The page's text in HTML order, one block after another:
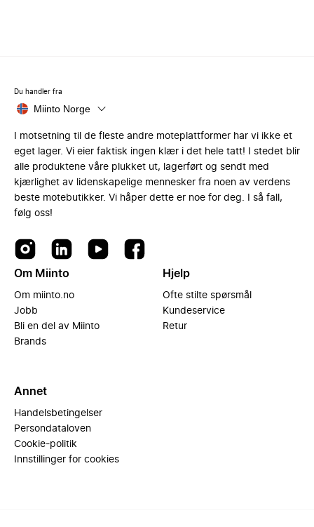
Du handler fra
Miinto Norge
I motsetning til de fleste andre moteplattformer har vi ikke et
eget lager. Vi eier faktisk ingen klær i det hele tatt! I stedet blir
alle produktene våre plukket ut, lagerført og sendt med
kjærlighet av lidenskapelige mennesker fra noen av verdens
beste motebutikker. Vi håper dette er noe for deg. I så fall,
følg oss!
Om Miinto
Om miinto.no
Jobb
Bli en del av Miinto
Brands
Hjelp
Ofte stilte spørsmål
Kundeservice
Retur
Annet
Handelsbetingelser
Persondataloven
Cookie-politik
Innstillinger for cookies